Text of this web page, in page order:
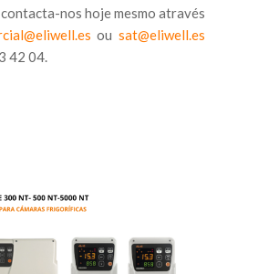
nos hoje mesmo através
ousat@eliwell.es
42 04.